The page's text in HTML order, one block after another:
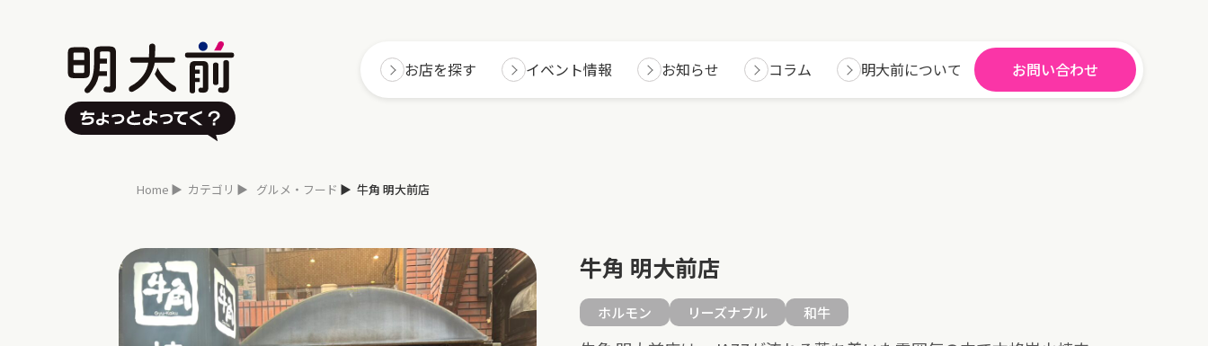
お店を探す イベント情報 お知らせ コラム 明大前について お問い合わせ
Home カテゴリ グルメ・フード 牛角 明大前店
牛角 明大前店
ホルモン リーズナブル 和牛